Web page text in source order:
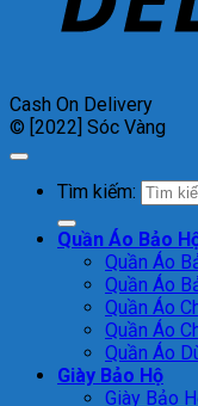
Cash On Delivery
© [2022] Sóc Vàng
Tìm kiếm:
Quần Áo Bảo
Quần Áo
Quần Áo
Quần Áo
Quần Áo
Quần Áo
Giày Bảo Hộ
Giày Bảo